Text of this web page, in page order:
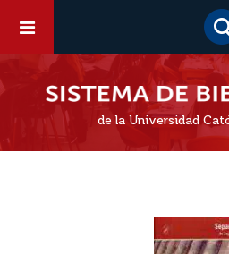
de la Universidad